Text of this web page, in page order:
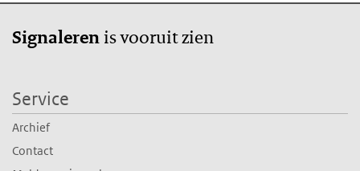
Signalerenis vooruit zien
Service
Archief
Contact